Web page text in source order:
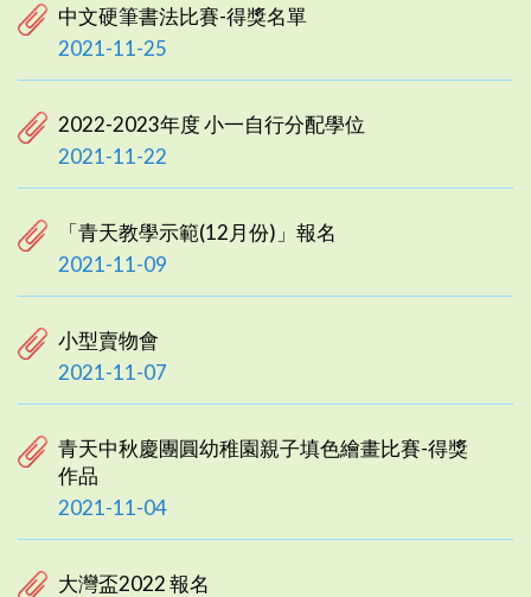
中文硬筆書法比賽-得獎名單
2021-11-25
2022-2023年度 小一自行分配學位
2021-11-22
「青天教學示範(12月份)」報名
2021-11-09
小型賣物會
2021-11-07
青天中秋慶團圓幼稚園親子填色繪畫比賽-得獎
作品
2021-11-04
大灣盃2022 報名